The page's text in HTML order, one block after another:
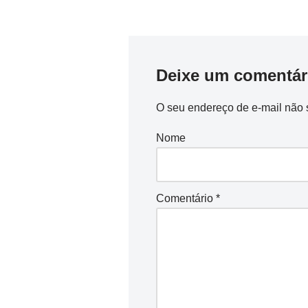
Deixe um
O seu endereço de e-mail não
Nome
Comentário *